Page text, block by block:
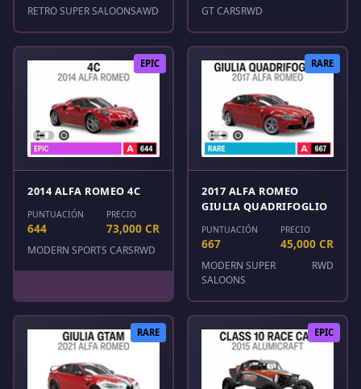
RETRO SUPER SALOONSAWD GT CARSRWD
EPIC
2014 ALFA ROMEO 4C
PUNTUACIÓN
644
PRECIO
73,000 CR
MODERN SPORTS CARSRWD
RARE
2017 ALFA ROMEO
GIULIA QUADRIFOGLIO
PUNTUACIÓN
667
PRECIO
45,000 CR
MODERN SUPER
SALOONS
RWD
RARE EPIC